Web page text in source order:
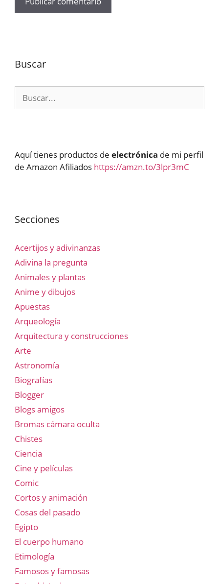
Buscar
Aquí tienes productos de electrónica de mi perfil
de Amazon Afiliados https://amzn.to/3lpr3mC
Secciones
Acertijos y adivinanzas
Adivina la pregunta
Animales y plantas
Anime y dibujos
Apuestas
Arqueología
Arquitectura y construcciones
Arte
Astronomía
Biografías
Blogger
Blogs amigos
Bromas cámara oculta
Chistes
Ciencia
Cine y películas
Comic
Cortos y animación
Cosas del pasado
Egipto
El cuerpo humano
Etimología
Famosos y famosas